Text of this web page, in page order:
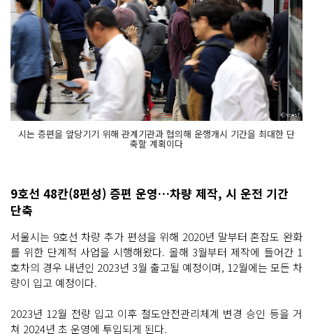
시는 증편을 앞당기기 위해 관계기관과 협의해 운행개시 기간을 최대한 단
축할 계획이다
9호선 48칸(8편성) 증편 운영…차량 제작, 시 운전 기간
단축
서울시는 9호선 차량 추가 편성을 위해 2020년 말부터 혼잡도 완화
를 위한 단계적 사업을 시행해왔다. 올해 3월부터 제작에 들어간 1
호차의 경우 내년인 2023년 3월 출고될 예정이며, 12월에는 모든 차
량이 입고 예정이다.
2023년 12월 전량 입고 이후 철도안전관리체계 변경 승인 등을 거
쳐 2024년 초 운영에 투입되게 된다.